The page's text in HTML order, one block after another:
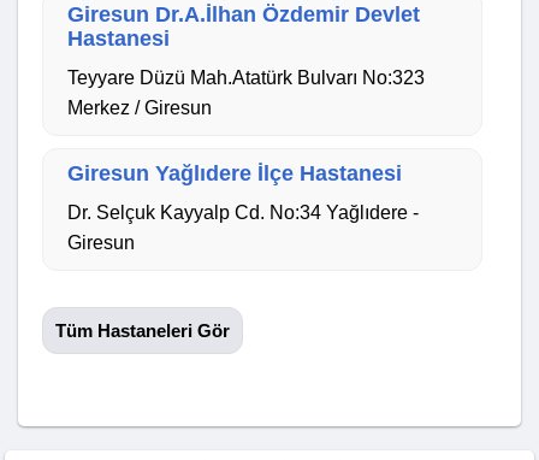
Giresun Dr.A.İlhan Özdemir Devlet
Hastanesi
Teyyare Düzü Mah.Atatürk Bulvarı No:323
Merkez / Giresun
Giresun Yağlıdere İlçe Hastanesi
Dr. Selçuk Kayyalp Cd. No:34 Yağlıdere -
Giresun
Tüm Hastaneleri Gör